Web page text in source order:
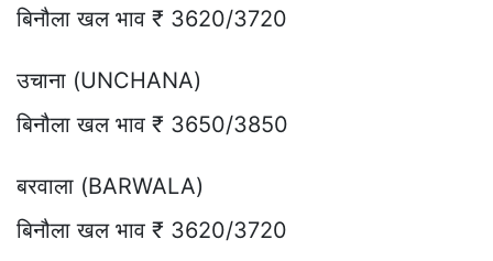
बिनौला खल भाव ₹ 3620/3720
उचाना (UNCHANA)
बिनौला खल भाव ₹ 3650/3850
बरवाला (BARWALA)
बिनौला खल भाव ₹ 3620/3720